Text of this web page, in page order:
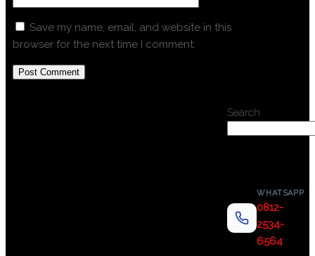
Save my name, email, and website in this
browser for the next time I comment.
Search
WHATSAPP
0812-
2534-
6564